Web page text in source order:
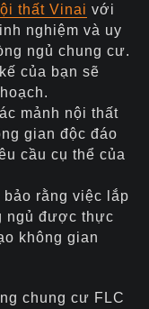
thất Vinai với
nghiệm và uy
ngủ chung cư.
của bạn sẽ
mảnh nội thất
gian độc đáo
cầu cụ thể của
bảo rằng việc lắp
ngủ được thực
không gian
chung cư FLC